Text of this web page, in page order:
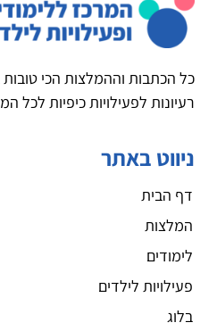
כל הכתבות וההמלצות הכי טובות
רעיונות לפעילויות כיפיות לכל
ניווט באתר
דף הבית
המלצות
לימודים
פעילויות לילדים
בלוג